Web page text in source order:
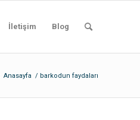
İletişim Blog
Anasayfa / barkodun faydaları